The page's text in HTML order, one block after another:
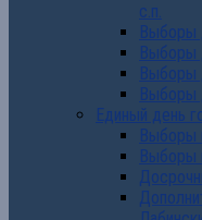
с.п.
Выборы
Выборы
Выборы
Выборы
Единый день
Выборы
Выборы